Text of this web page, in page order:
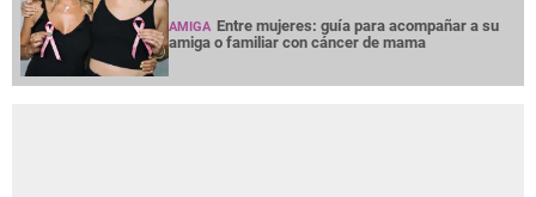
AMIGA Entre mujeres: guía para acompañar a su
amiga o familiar con cáncer de mama